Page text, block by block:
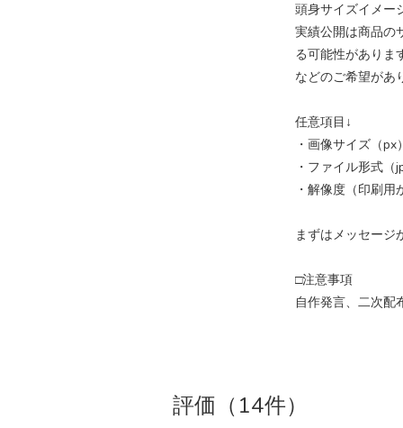
頭身サイズイメー
実績公開は商品の
る可能性がありま
などのご希望があ
任意項目↓
・画像サイズ（px
・ファイル形式
・解像度（印刷
まずはメッセージ
□注意事項
自作発言、二次配
評価（14件）